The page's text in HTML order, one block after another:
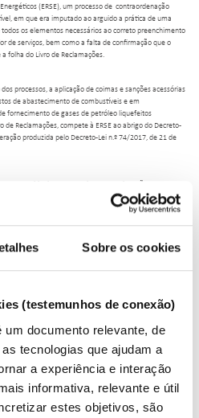
Sobre os cookies
(testemunhos de conexão)
documento relevante, de
tecnologias que ajudam a
a experiência e interação
informativa, relevante e útil
estes objetivos, são
(ERSE), um processo de contraordenação
em que era imputado ao arguido a prática de uma
os elementos necessários ao correto preenchimento
de serviços, bem como a falta de confirmação que o
folha do Livro de Reclamações.
processos, a aplicação de coimas e sanções acessórias
de abastecimento de combustíveis e em
fornecimento de gases de petróleo liquefeitos
de Reclamações, compete à ERSE ao abrigo do Decreto-
produzida pelo Decreto-Lei n.º 74/2017, de 21 de
o arguido do processo de contraordenação em apreço
pagamento da coima do respetivo processo pelo mínimo
foi encerrado e notificada a visada da extinção do